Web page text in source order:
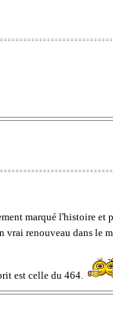
marqué l'histoire et
vrai renouveau dans le
est celle du 464.